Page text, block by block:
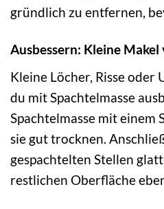
gründlich zu entfernen,
Ausbessern: Kleine
Kleine Löcher, Risse oder
du mit Spachtelmasse
Spachtelmasse mit einem
sie gut trocknen.
gespachtelten Stellen
restlichen Oberfläche